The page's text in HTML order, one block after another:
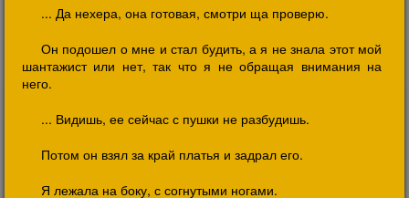
... Да нехера, она готовая, смотри ща проверю.
Он подошел о мне и стал будить, а я не знала этот мой
шантажист или нет, так что я не обращая внимания на
него.
... Видишь, ее сейчас с пушки не разбудишь.
Потом он взял за край платья и задрал его.
Я лежала на боку, с согнутыми ногами.